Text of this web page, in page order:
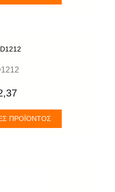
ΠΡΟΪΌΝΤΟΣ